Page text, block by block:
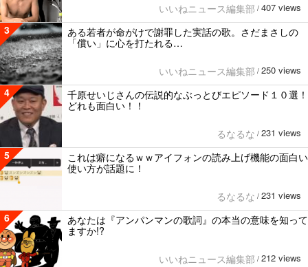
いいねニュース編集部 / 407 views
3
ある若者が命がけで謝罪した実話の歌。さだまさしの
「償い」に心を打たれる…
いいねニュース編集部 / 250 views
4
千原せいじさんの伝説的なぶっとびエピソード１０選！
どれも面白い！！
るなるな / 231 views
5
これは癖になるｗｗアイフォンの読み上げ機能の面白い
使い方が話題に！
るなるな / 231 views
6
あなたは『アンパンマンの歌詞』の本当の意味を知って
ますか!?
いいねニュース編集部 / 212 views